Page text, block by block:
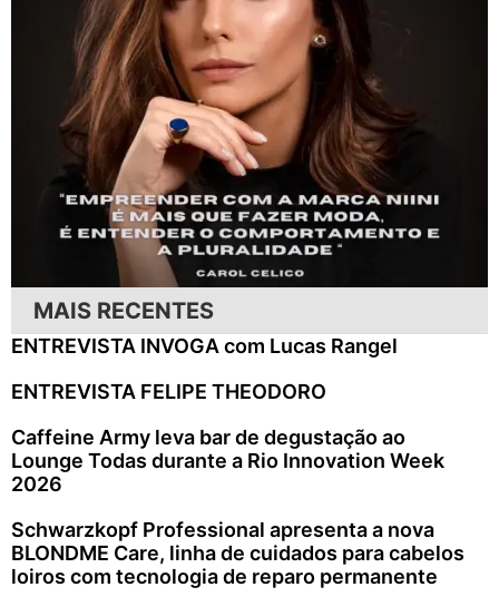
MAIS RECENTES
ENTREVISTA INVOGA com Lucas Rangel
ENTREVISTA FELIPE THEODORO
Caffeine Army leva bar de degustação ao
Lounge Todas durante a Rio Innovation Week
2026
Schwarzkopf Professional apresenta a nova
BLONDME Care, linha de cuidados para cabelos
loiros com tecnologia de reparo permanente